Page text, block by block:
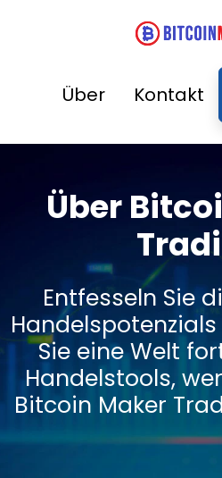
Über Kontakt
Über
Entfesseln Sie
Sie eine Welt
Handelstools,
Bitcoin Maker